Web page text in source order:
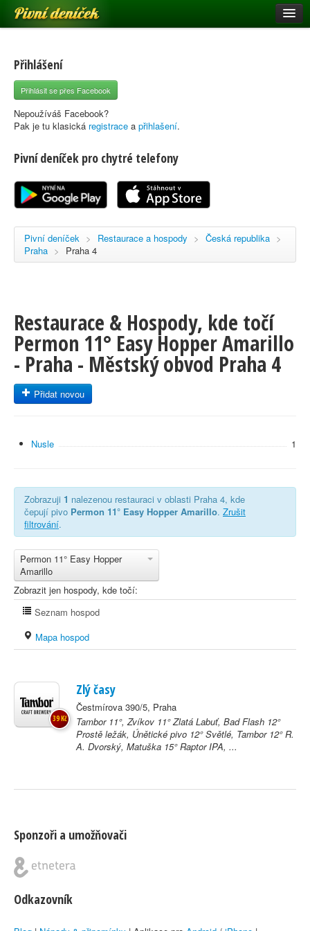
Pivní deníček
Pivní mapa
Pivní značky
Nápověda
Registrace
Přihlášení
Přihlásit se přes Facebook
Nepoužíváš Facebook?
Pak je tu klasická registrace a přihlašení.
Pivní deníček pro chytré telefony
Pivní deníček > Restaurace a hospody > Česká republika >
Praha > Praha 4
Restaurace & Hospody, kde točí
Permon 11° Easy Hopper Amarillo
- Praha - Městský obvod Praha 4
Přidat novou
Nusle 1
Zobrazuji 1 nalezenou restauraci v oblasti Praha 4, kde
čepují pivo Permon 11° Easy Hopper Amarillo. Zrušit
filtrování.
Permon 11° Easy Hopper
Amarillo
Zobrazit jen hospody, kde točí:
Seznam hospod
Mapa hospod
Zlý časy
Čestmírova 390/5, Praha
Tambor 11°, Zvíkov 11° Zlatá Labuť, Bad Flash 12°
Prostě ležák, Únětické pivo 12° Světlé, Tambor 12° R.
A. Dvorský, Matuška 15° Raptor IPA, ...
39 Kč
Sponzoři a umožňovači
Odkazovník